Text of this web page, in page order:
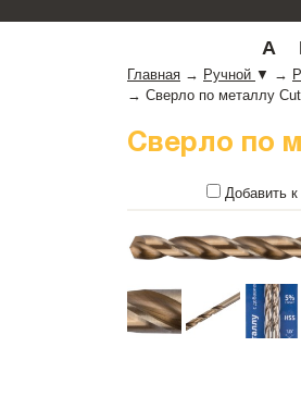
А
Главная → Ручной ▼ →
→ Сверло по металлу
Сверло по
Добавить